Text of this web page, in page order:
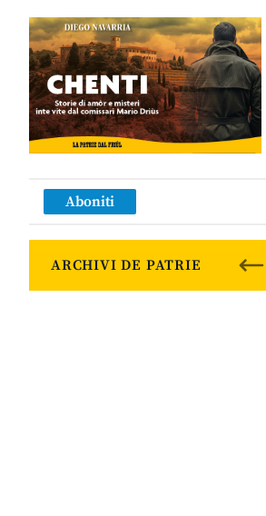
Aboniti
ARCHIVI DE PATRIE